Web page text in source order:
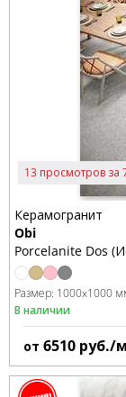
13 просмотров за
Керамогранит
Obi
Porcelanite Dos
Размер: 1000x1000
В наличии
от 6510 руб./